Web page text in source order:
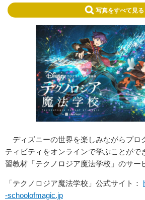
写真をすべて見る
ディズニーの世界を楽しみながらプロ
ティビティをオンラインで学ぶことがで
習教材「テクノロジア魔法学校」のサー
「テクノロジア魔法学校」公式サイト：
-schoolofmagic.jp